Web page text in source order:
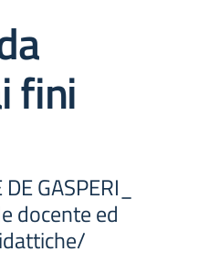
fini
GASPERI_
docente ed